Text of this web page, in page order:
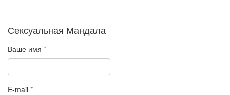
Сексуальная Мандала
Ваше имя *
E-mail *